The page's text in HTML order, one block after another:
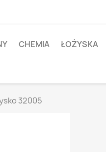
CHEMIA ŁOŻYSKA
32005